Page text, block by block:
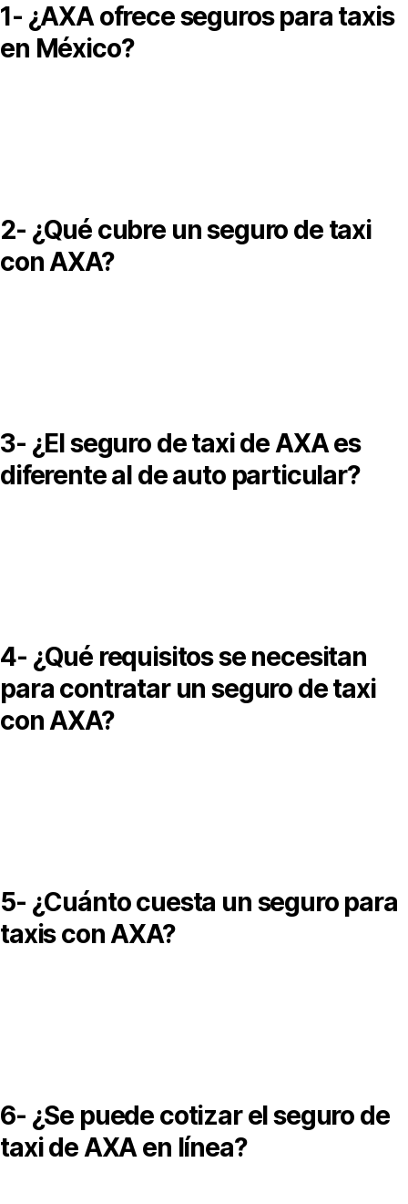
1- ¿AXA ofrece seguros para taxis
en México?
2- ¿Qué cubre un seguro de taxi
con AXA?
3- ¿El seguro de taxi de AXA es
diferente al de auto particular?
4- ¿Qué requisitos se necesitan
para contratar un seguro de taxi
con AXA?
5- ¿Cuánto cuesta un seguro para
taxis con AXA?
6- ¿Se puede cotizar el seguro de
taxi de AXA en línea?